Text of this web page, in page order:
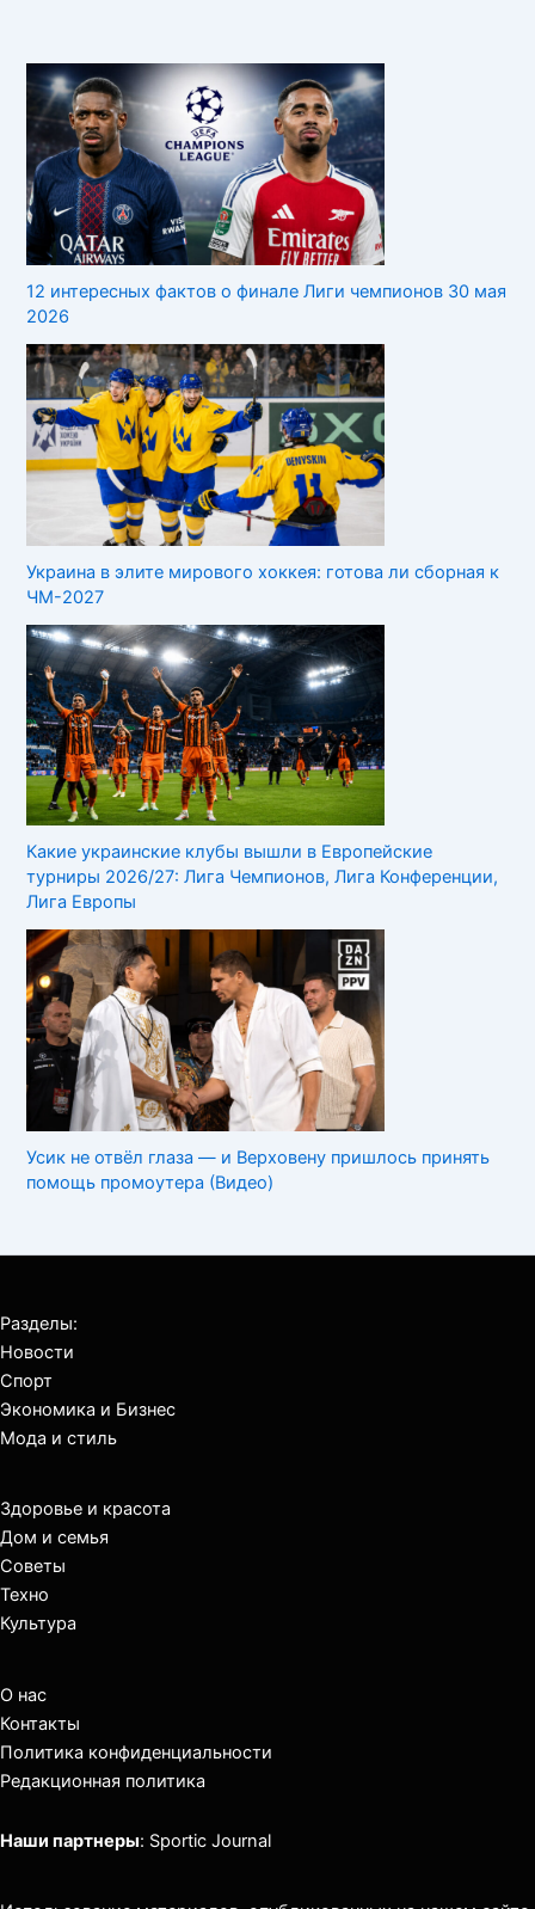
12 интересных фактов о финале Лиги чемпионов 30 мая
2026
Украина в элите мирового хоккея: готова ли сборная к
ЧМ-2027
Какие украинские клубы вышли в Европейские
турниры 2026/27: Лига Чемпионов, Лига Конференции,
Лига Европы
Усик не отвёл глаза — и Верховену пришлось принять
помощь промоутера (Видео)
Разделы:
Новости
Спорт
Экономика и Бизнес
Мода и стиль
Здоровье и красота
Дом и семья
Советы
Техно
Культура
О нас
Контакты
Политика конфиденциальности
Редакционная политика
Наши партнеры: Sportic Journal